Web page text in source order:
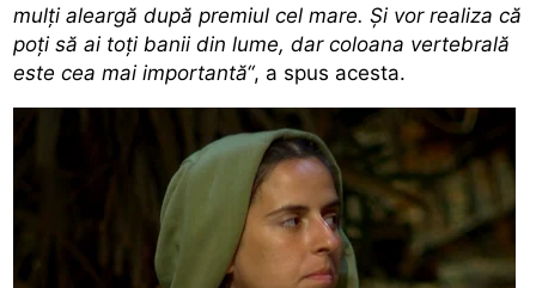
mulți aleargă după premiul cel mare. Și vor realiza că
poți să ai toți banii din lume, dar coloana vertebrală
este cea mai importantă“, a spus acesta.